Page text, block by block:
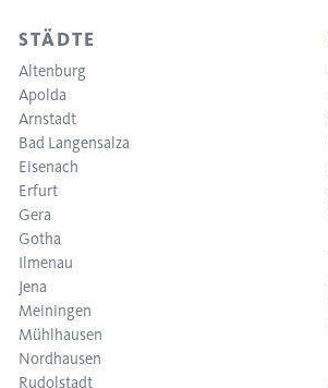
STÄDTE
Altenburg
Apolda
Arnstadt
Bad Langensalza
Eisenach
Erfurt
Gera
Gotha
Ilmenau
Jena
Meiningen
Mühlhausen
Nordhausen
Rudolstadt